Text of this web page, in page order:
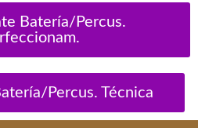
Batería/Percus.
Percus. Técnica